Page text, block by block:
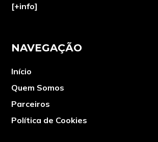
[+info]
NAVEGAÇÃO
Início
Quem Somos
Parceiros
Política de Cookies